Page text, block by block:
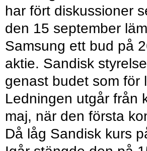
har fört diskussioner
den 15 september
Samsung ett bud på
aktie. Sandisk
genast budet som för
Ledningen utgår från
maj, när den första
Då låg Sandisk kurs